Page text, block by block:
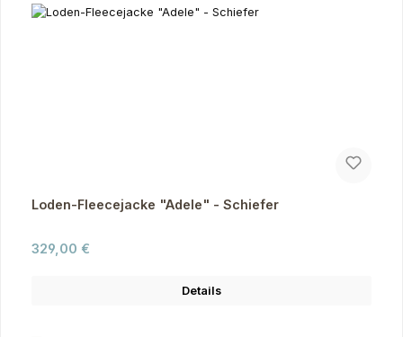
Loden-Fleecejacke "Adele" - Schiefer
Regulärer Preis:
329,00 €
Details